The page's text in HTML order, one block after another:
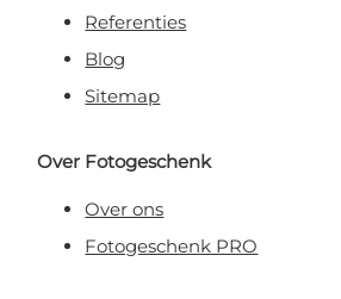
Referenties
Blog
Sitemap
Over Fotogeschenk
Over ons
Fotogeschenk PRO